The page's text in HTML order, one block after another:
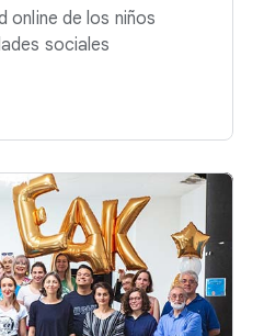
online de los niños
sociales